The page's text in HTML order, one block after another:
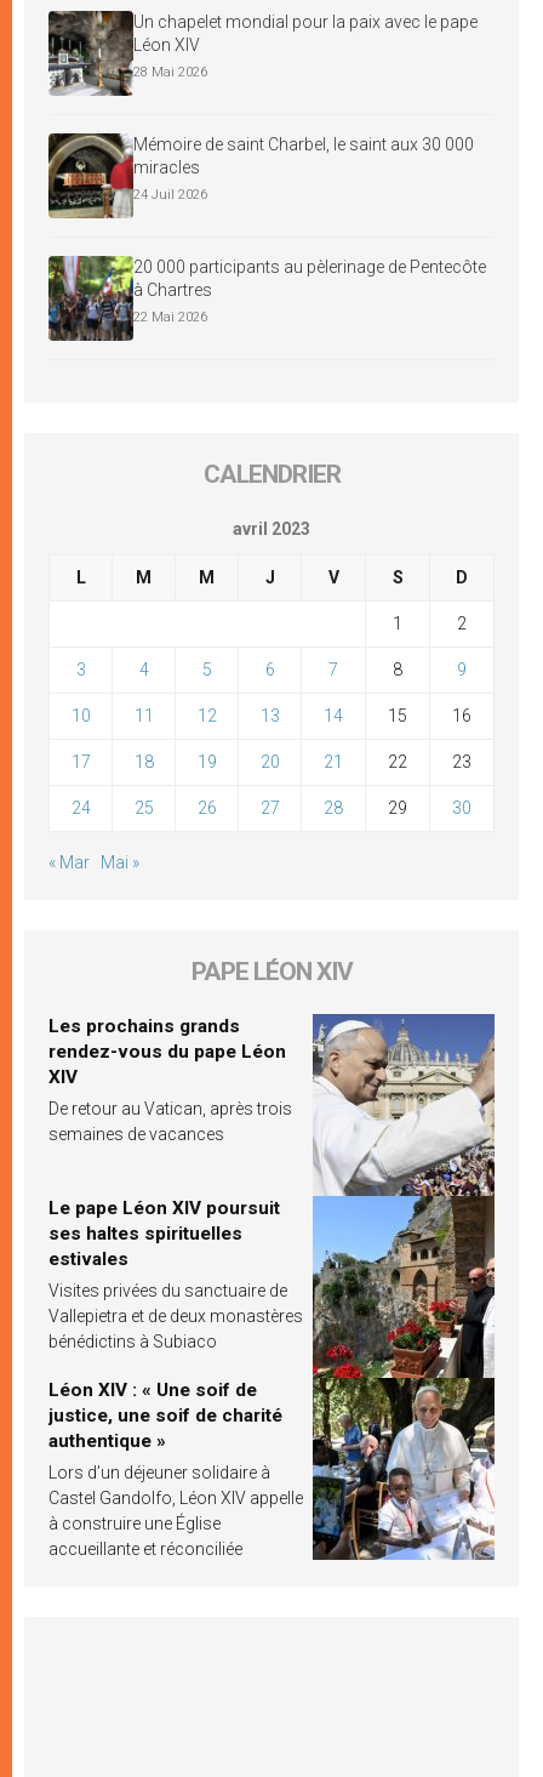
Un chapelet mondial pour la paix avec le pape
Léon XIV
28 Mai 2026
Mémoire de saint Charbel, le saint aux 30 000
miracles
24 Juil 2026
20 000 participants au pèlerinage de Pentecôte
à Chartres
22 Mai 2026
CALENDRIER
avril 2023
L M M J V S D
1 2
3 4 5 6 7 8 9
10 11 12 13 14 15 16
17 18 19 20 21 22 23
24 25 26 27 28 29 30
« Mar Mai »
PAPE LÉON XIV
Les prochains grands
rendez-vous du pape Léon
XIV
De retour au Vatican, après trois
semaines de vacances
Le pape Léon XIV poursuit
ses haltes spirituelles
estivales
Visites privées du sanctuaire de
Vallepietra et de deux monastères
bénédictins à Subiaco
Léon XIV : « Une soif de
justice, une soif de charité
authentique »
Lors d’un déjeuner solidaire à
Castel Gandolfo, Léon XIV appelle
à construire une Église
accueillante et réconciliée